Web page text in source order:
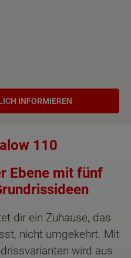
INFORMIEREN
110
Ebene mit fünf
dir ein Zuhause, das
nicht umgekehrt. Mit
wird aus